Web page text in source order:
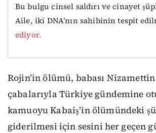
Bu bulgu cinsel saldırı ve cinayet
Aile, iki DNA’nın sahibinin tespit
ediyor.
Rojin’in ölümü, babası
çabalarıyla Türkiye gündemine
kamuoyu Kabaiş’in ölümündeki
giderilmesi için sesini her geçen